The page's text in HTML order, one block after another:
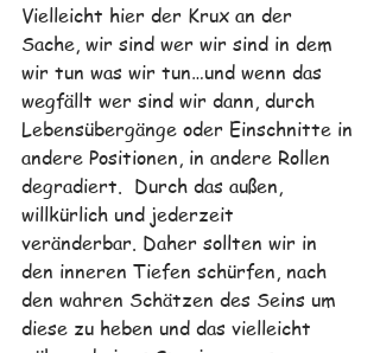
Vielleicht hier der Krux an der
Sache, wir sind wer wir sind in dem
wir tun was wir tun…und wenn das
wegfällt wer sind wir dann, durch
Lebensübergänge oder Einschnitte in
andere Positionen, in andere Rollen
degradiert.  Durch das außen,
willkürlich und jederzeit
veränderbar. Daher sollten wir in
den inneren Tiefen schürfen, nach
den wahren Schätzen des Seins um
diese zu heben und das vielleicht